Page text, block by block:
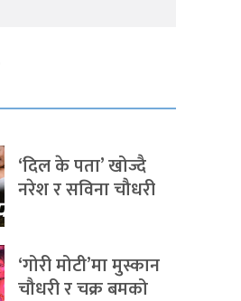
‘दिल के पता’ खोज्दै
नरेश र सविना चौधरी
‘गोरी मोटी’मा मुस्कान
चौधरी र चक्र बमको